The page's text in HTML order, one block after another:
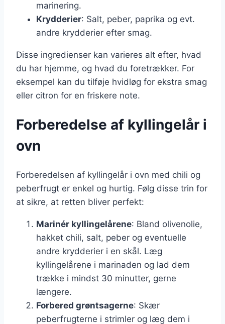
marinering.
Krydderier: Salt, peber, paprika og evt.
andre krydderier efter smag.
Disse ingredienser kan varieres alt efter, hvad
du har hjemme, og hvad du foretrækker. For
eksempel kan du tilføje hvidløg for ekstra smag
eller citron for en friskere note.
Forberedelse af kyllingelår i
ovn
Forberedelsen af kyllingelår i ovn med chili og
peberfrugt er enkel og hurtig. Følg disse trin for
at sikre, at retten bliver perfekt:
Marinér kyllingelårene: Bland olivenolie,
hakket chili, salt, peber og eventuelle
andre krydderier i en skål. Læg
kyllingelårene i marinaden og lad dem
trække i mindst 30 minutter, gerne
længere.
Forbered grøntsagerne: Skær
peberfrugterne i strimler og læg dem i